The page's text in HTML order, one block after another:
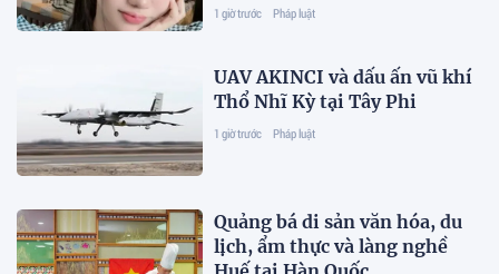
1 giờ trước Pháp luật
UAV AKINCI và dấu ấn vũ khí
Thổ Nhĩ Kỳ tại Tây Phi
1 giờ trước Pháp luật
Quảng bá di sản văn hóa, du
lịch, ẩm thực và làng nghề